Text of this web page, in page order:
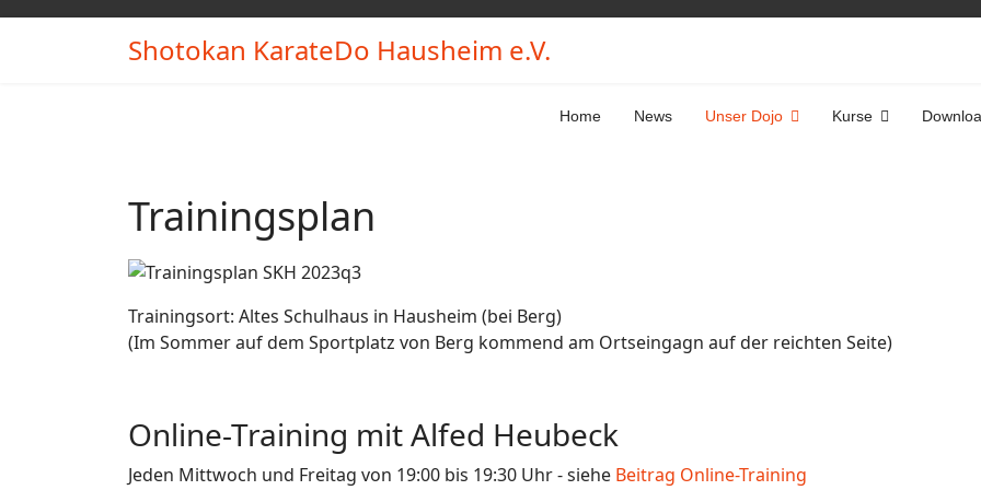
Shotokan KarateDo Hausheim e.V.
Home News Unser Dojo Kurse
Trainingsplan
Trainingsort: Altes Schulhaus in Hausheim (bei Berg)
(Im Sommer auf dem Sportplatz von Berg kommend am Ortseingagn auf der reichten Seite)
Online-Training mit Alfed Heubeck
Jeden Mittwoch und Freitag von 19:00 bis 19:30 Uhr - siehe Beitrag Online-Training